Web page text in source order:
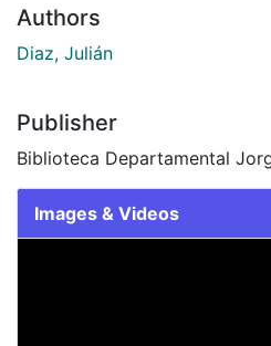
Authors
Diaz, Julián
Publisher
Biblioteca Departamental
Images & Videos